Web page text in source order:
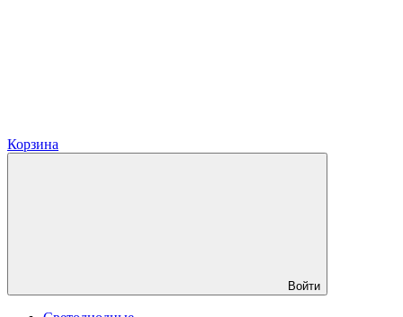
Корзина
Войти